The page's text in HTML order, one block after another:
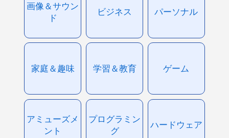
画像＆サウン
ド
ビジネス パーソナル
家庭＆趣味 学習＆教育 ゲーム
アミューズメ
ント
プログラミン
グ
ハードウェア